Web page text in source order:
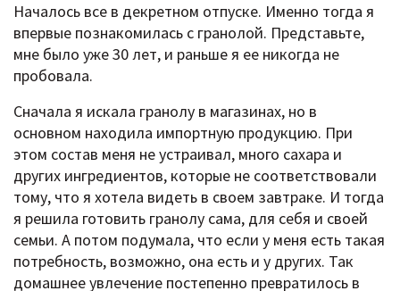
Началось все в декретном отпуске. Именно тогда я
впервые познакомилась с гранолой. Представьте,
мне было уже 30 лет, и раньше я ее никогда не
пробовала.
Сначала я искала гранолу в магазинах, но в
основном находила импортную продукцию. При
этом состав меня не устраивал, много сахара и
других ингредиентов, которые не соответствовали
тому, что я хотела видеть в своем завтраке. И тогда
я решила готовить гранолу сама, для себя и своей
семьи. А потом подумала, что если у меня есть такая
потребность, возможно, она есть и у других. Так
домашнее увлечение постепенно превратилось в